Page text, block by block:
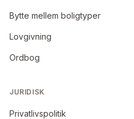
Bytte mellem boligtyper
Lovgivning
Ordbog
JURIDISK
Privatlivspolitik